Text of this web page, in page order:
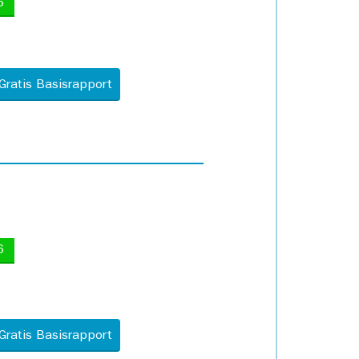
Basisrapport
Basisrapport